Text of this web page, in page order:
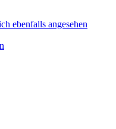
ebenfalls angesehen